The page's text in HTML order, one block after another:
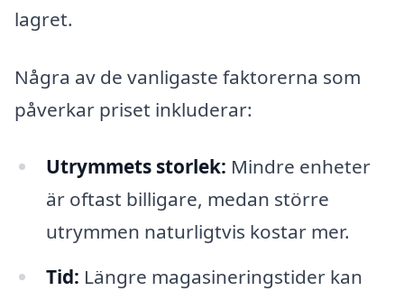
lagret.
Några av de vanligaste faktorerna som
påverkar priset inkluderar:
Utrymmets storlek: Mindre enheter
är oftast billigare, medan större
utrymmen naturligtvis kostar mer.
Tid: Längre magasineringstider kan